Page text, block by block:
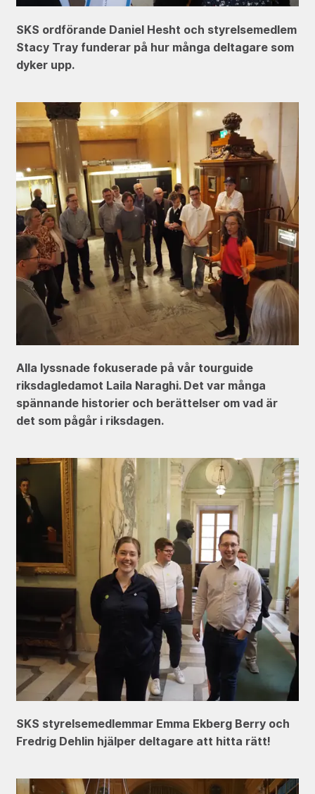
SKS ordförande Daniel Hesht och styrelsemedlem
Stacy Tray funderar på hur många deltagare som
dyker upp.
Alla lyssnade fokuserade på vår tourguide
riksdagledamot Laila Naraghi. Det var många
spännande historier och berättelser om vad är
det som pågår i riksdagen.
SKS styrelsemedlemmar Emma Ekberg Berry och
Fredrig Dehlin hjälper deltagare att hitta rätt!